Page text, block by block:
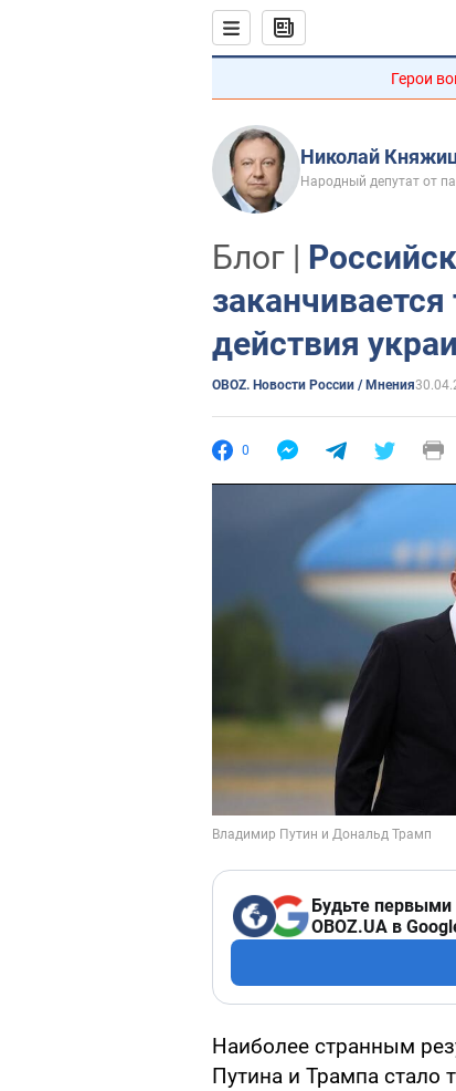
Герои
Николай
Народный депутат от
Блог |
действия
OBOZ. Новости России / Мнения
0
Будьте первыми
OBOZ.UA в
Наиболее странным
Путина и Трампа стало